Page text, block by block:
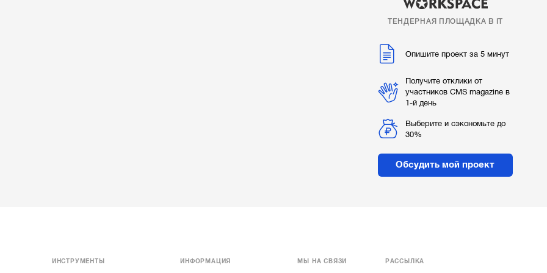
ТЕНДЕРНАЯ ПЛОЩАДКА В IT
Опишите проект за 5 минут
Получите отклики от
участников CMS magazine в
1-й день
Выберите и сэкономьте до
30%
Обсудить мой проект
ИНСТРУМЕНТЫ ИНФОРМАЦИЯ МЫ НА СВЯЗИ РАССЫЛКА